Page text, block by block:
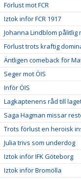
Förlust mot FCR
Iztok inför FCR 1917
Johanna Lindblom pålitlig
Förlust trots kraftig
Äntligen comeback för
Seger mot ÖIS
Inför ÖIS
Lagkaptenens råd till
Saga Hagman missar
Trots förlust en heroisk
Julia trivs som underdog
Iztok inför IFK Göteborg
Iztok inför Bromölla